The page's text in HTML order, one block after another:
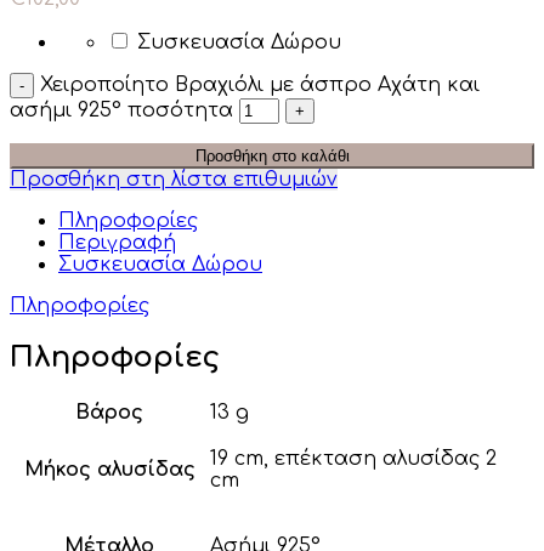
Συσκευασία Δώρου
Χειροποίητο Βραχιόλι με άσπρο Αχάτη και
ασήμι 925° ποσότητα
Προσθήκη στο καλάθι
Προσθήκη στη λίστα επιθυμιών
Πληροφορίες
Περιγραφή
Συσκευασία Δώρου
Πληροφορίες
Πληροφορίες
Βάρος 13 g
Μήκος αλυσίδας
19 cm, επέκταση αλυσίδας 2
cm
Μέταλλο Ασήμι 925°